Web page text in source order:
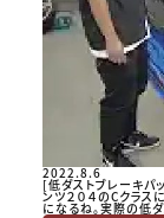
2022.8.6
[低ダストブレーキパ
ンツ２０４のCクラス
になるね。実際の低